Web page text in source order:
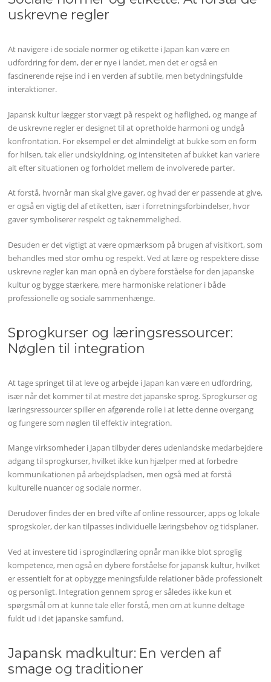
uskrevne regler
At navigere i de sociale normer og etikette i Japan kan være en
udfordring for dem, der er nye i landet, men det er også en
fascinerende rejse ind i en verden af subtile, men betydningsfulde
interaktioner.
Japansk kultur lægger stor vægt på respekt og høflighed, og mange af
de uskrevne regler er designet til at opretholde harmoni og undgå
konfrontation. For eksempel er det almindeligt at bukke som en form
for hilsen, tak eller undskyldning, og intensiteten af bukket kan variere
alt efter situationen og forholdet mellem de involverede parter.
At forstå, hvornår man skal give gaver, og hvad der er passende at give,
er også en vigtig del af etiketten, især i forretningsforbindelser, hvor
gaver symboliserer respekt og taknemmelighed.
Desuden er det vigtigt at være opmærksom på brugen af visitkort, som
behandles med stor omhu og respekt. Ved at lære og respektere disse
uskrevne regler kan man opnå en dybere forståelse for den japanske
kultur og bygge stærkere, mere harmoniske relationer i både
professionelle og sociale sammenhænge.
Sprogkurser og læringsressourcer:
Nøglen til integration
At tage springet til at leve og arbejde i Japan kan være en udfordring,
især når det kommer til at mestre det japanske sprog. Sprogkurser og
læringsressourcer spiller en afgørende rolle i at lette denne overgang
og fungere som nøglen til effektiv integration.
Mange virksomheder i Japan tilbyder deres udenlandske medarbejdere
adgang til sprogkurser, hvilket ikke kun hjælper med at forbedre
kommunikationen på arbejdspladsen, men også med at forstå
kulturelle nuancer og sociale normer.
Derudover findes der en bred vifte af online ressourcer, apps og lokale
sprogskoler, der kan tilpasses individuelle læringsbehov og tidsplaner.
Ved at investere tid i sprogindlæring opnår man ikke blot sproglig
kompetence, men også en dybere forståelse for japansk kultur, hvilket
er essentielt for at opbygge meningsfulde relationer både professionelt
og personligt. Integration gennem sprog er således ikke kun et
spørgsmål om at kunne tale eller forstå, men om at kunne deltage
fuldt ud i det japanske samfund.
Japansk madkultur: En verden af
smage og traditioner